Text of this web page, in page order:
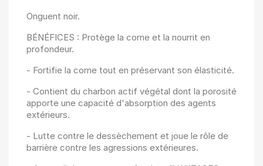
Onguent noir.
BÉNÉFICES : Protège la corne et la nourrit en
profondeur.
- Fortifie la corne tout en préservant son élasticité.
- Contient du charbon actif végétal dont la porosité
apporte une capacité d'absorption des agents
extérieurs.
- Lutte contre le dessèchement et joue le rôle de
barrière contre les agressions extérieures.